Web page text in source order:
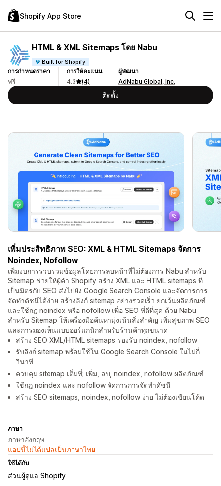
Shopify App Store
HTML & XML Sitemaps โดย Nabu
Built for Shopify
การกำหนดราคา
ฟรี
การให้คะแนน
4.3
(4)
ผู้พัฒนา
AdNabu Global, Inc.
ติดตั้ง
เพิ่มประสิทธิภาพ SEO: XML & HTML Sitemaps จัดการ
Noindex, Nofollow
เพิ่มงบการรวบรวมข้อมูลโดยการลบหน้าที่ไม่ต้องการ Nabu สำหรับ
Sitemap ช่วยให้ผู้ค้า Shopify สร้าง XML และ HTML sitemaps ที่
เป็นมิตรกับ SEO ส่งไปยัง Google Search Console และจัดการการ
จัดทำดัชนีได้ง่าย สร้างลิงก์ sitemap อย่างรวดเร็ว ยกเว้นผลิตภัณฑ์
และใช้กฎ noindex หรือ nofollow เพื่อ SEO ที่ดีที่สุด ด้วย Nabu
สำหรับ Sitemap ให้เครื่องมือค้นหามุ่งเน้นสิ่งสำคัญ เพิ่มสุขภาพ SEO
และการมองเห็นแบบออร์แกนิกสำหรับร้านค้าทุกขนาด
สร้าง SEO XML/HTML sitemaps รองรับ noindex, nofollow
รับลิงก์ sitemap พร้อมใช้ใน Google Search Console ในไม่กี่
วินาที
ควบคุม sitemap เต็มที่; เพิ่ม, ลบ, noindex, nofollow ผลิตภัณฑ์
ใช้กฎ noindex และ nofollow จัดการการจัดทำดัชนี
สร้าง SEO sitemaps, noindex, nofollow ง่าย ไม่ต้องเขียนโค้ด
ภาษา
ภาษาอังกฤษ
แอปนี้ไม่ได้แปลเป็นภาษาไทย
ใช้ได้กับ
ส่วนผู้ดูแล Shopify